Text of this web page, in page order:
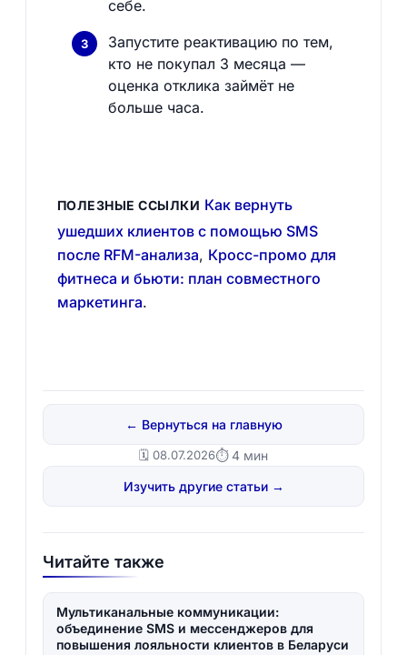
себе.
Запустите реактивацию по тем,
кто не покупал 3 месяца —
оценка отклика займёт не
больше часа.
ПОЛЕЗНЫЕ ССЫЛКИ Как вернуть
ушедших клиентов с помощью SMS
после RFM-анализа, Кросс-промо для
фитнеса и бьюти: план совместного
маркетинга.
← Вернуться на главную
🗓️ 08.07.2026⏱ 4 мин
Изучить другие статьи →
Читайте также
Мультиканальные коммуникации:
объединение SMS и мессенджеров для
повышения лояльности клиентов в Беларуси